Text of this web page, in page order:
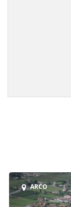
ARCO